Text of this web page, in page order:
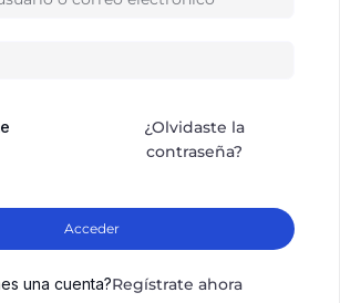
¿Olvidaste la
contraseña?
Acceder
una cuenta?Regístrate ahora